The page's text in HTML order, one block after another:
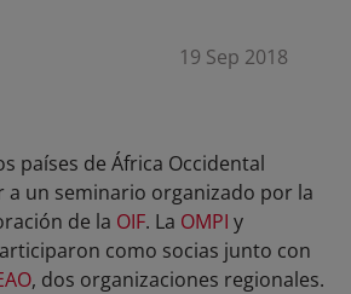
19 Sep 2018
países de África Occidental
a un seminario organizado por la
de la OIF. La OMPI y
como socias junto con
, dos organizaciones regionales.